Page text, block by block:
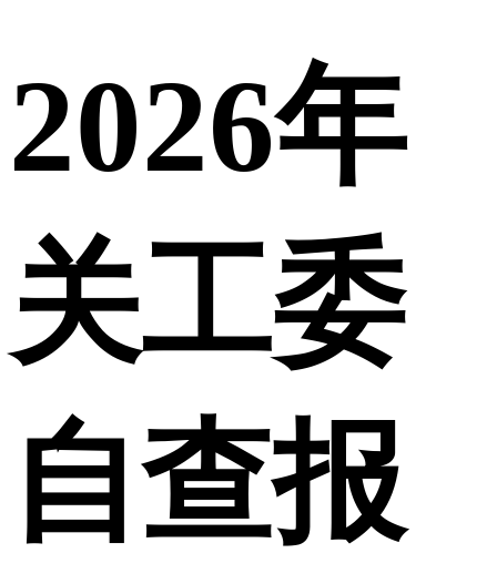
2026年
关工委
自查报